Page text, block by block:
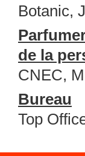
Botanic,
de la
CNEC,
Bureau
Top